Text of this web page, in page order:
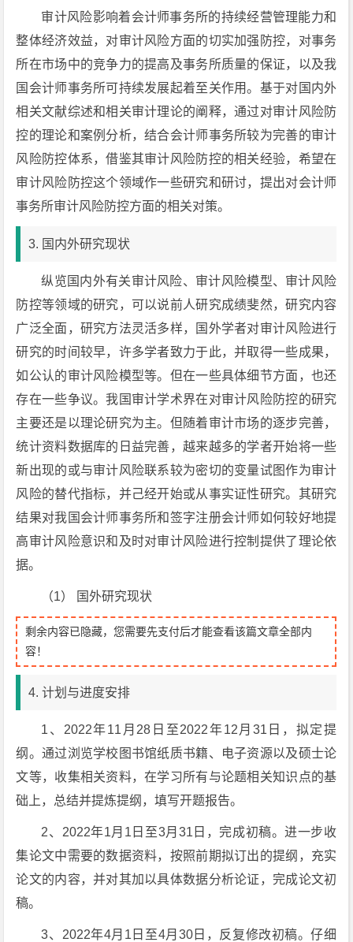
审计风险影响着会计师事务所的持续经营管理能力和
整体经济效益，对审计风险方面的切实加强防控，对事务
所在市场中的竞争力的提高及事务所质量的保证，以及我
国会计师事务所可持续发展起着至关作用。基于对国内外
相关文献综述和相关审计理论的阐释，通过对审计风险防
控的理论和案例分析，结合会计师事务所较为完善的审计
风险防控体系，借鉴其审计风险防控的相关经验，希望在
审计风险防控这个领域作一些研究和研讨，提出对会计师
事务所审计风险防控方面的相关对策。
3. 国内外研究现状
纵览国内外有关审计风险、审计风险模型、审计风险
防控等领域的研究，可以说前人研究成绩斐然，研究内容
广泛全面，研究方法灵活多样，国外学者对审计风险进行
研究的时间较早，许多学者致力于此，并取得一些成果，
如公认的审计风险模型等。但在一些具体细节方面，也还
存在一些争议。我国审计学术界在对审计风险防控的研究
主要还是以理论研究为主。但随着审计市场的逐步完善，
统计资料数据库的日益完善，越来越多的学者开始将一些
新出现的或与审计风险联系较为密切的变量试图作为审计
风险的替代指标，并己经开始或从事实证性研究。其研究
结果对我国会计师事务所和签字注册会计师如何较好地提
高审计风险意识和及时对审计风险进行控制提供了理论依
据。
（1） 国外研究现状
剩余内容已隐藏，您需要先支付后才能查看该篇文章全部内
容！
4. 计划与进度安排
1、2022年11月28日至2022年12月31日，拟定提
纲。通过浏览学校图书馆纸质书籍、电子资源以及硕士论
文等，收集相关资料，在学习所有与论题相关知识点的基
础上，总结并提炼提纲，填写开题报告。
2、2022年1月1日至3月31日，完成初稿。进一步收
集论文中需要的数据资料，按照前期拟订出的提纲，充实
论文的内容，并对其加以具体数据分析论证，完成论文初
稿。
3、2022年4月1日至4月30日，反复修改初稿。仔细